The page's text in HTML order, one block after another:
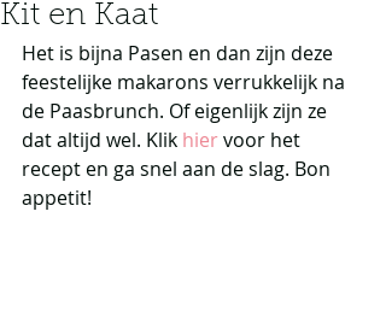
Kit en Kaat
Het is bijna Pasen en dan zijn deze
feestelijke makarons verrukkelijk na
de Paasbrunch. Of eigenlijk zijn ze
dat altijd wel. Klik hier voor het
recept en ga snel aan de slag. Bon
appetit!